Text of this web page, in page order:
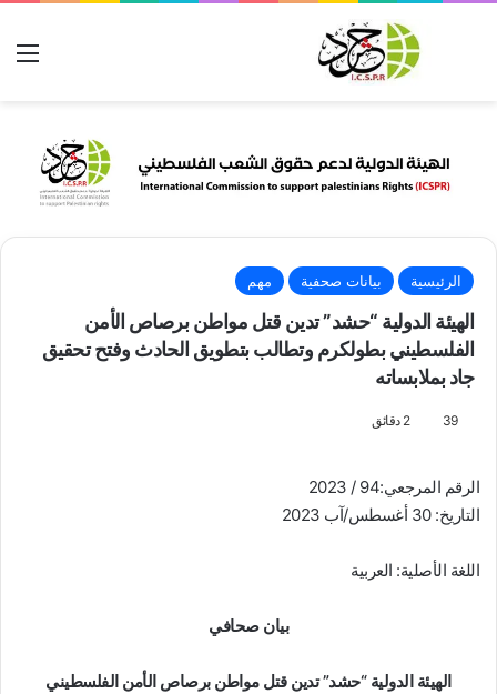
بحث عن
الرئيسية بيانات صحفية مهم
الهيئة الدولية “حشد” تدين قتل مواطن برصاص الأمن
الفلسطيني بطولكرم وتطالب بتطويق الحادث وفتح تحقيق
جاد بملابساته
39 2 دقائق
الرقم المرجعي:94 / 2023
التاريخ: 30 أغسطس/آب 2023
اللغة الأصلية: العربية
بيان صحافي
الهيئة الدولية “حشد” تدين قتل مواطن برصاص الأمن الفلسطيني